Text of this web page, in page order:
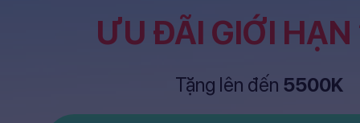
ƯU ĐÃI GIỚI
Tặng lên đến 5500K